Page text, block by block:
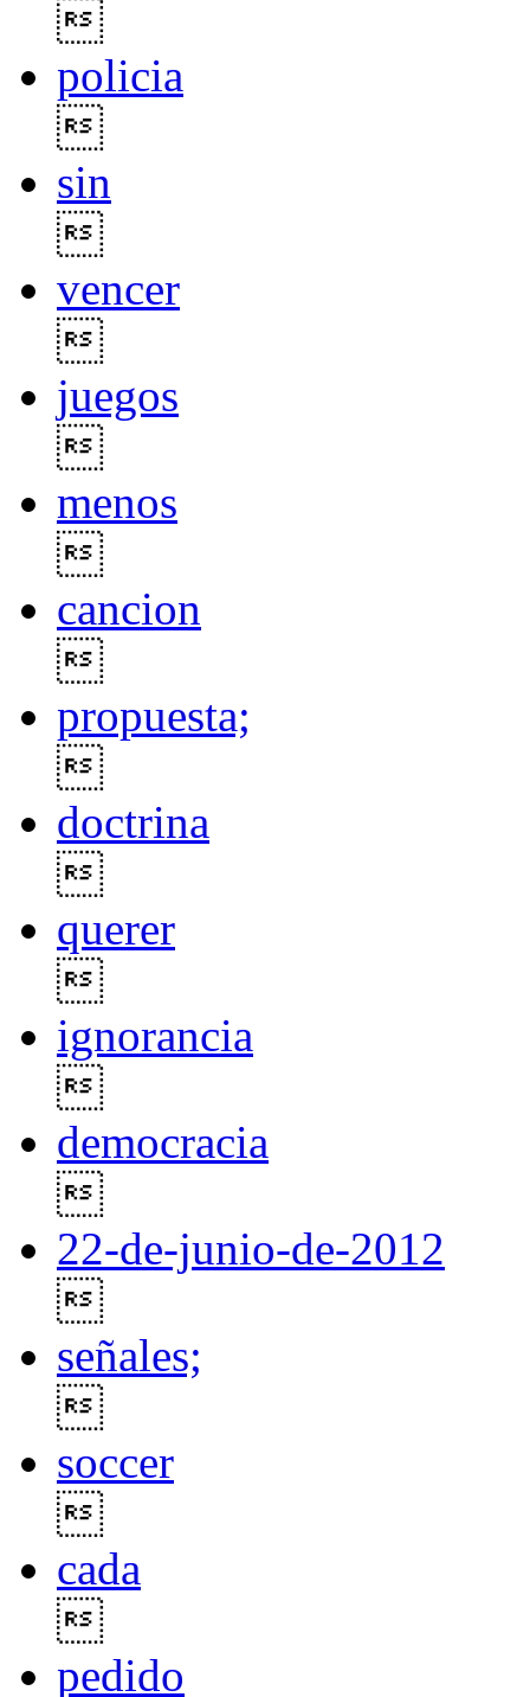
policia
sin
vencer
juegos
menos
cancion
propuesta;
doctrina
querer
ignorancia
democracia
22-de-junio-de-2012
señales;
soccer
cada
pedido